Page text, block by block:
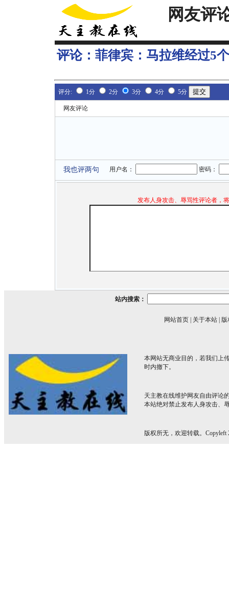
网友评
评论： 菲律宾：马拉维经过5
评分: 1分 2分 3分 4分 5分
网友评论
我也评两句 用户名： 密码：
发布人身攻击、辱骂性评论者，
站内搜索：
网站首页 关于本站 版
本网站无商业目的，若我们上
时内撤下。
天主教在线维护网友自由评论
本站绝对禁止发布人身攻击、
版权所无，欢迎转载。